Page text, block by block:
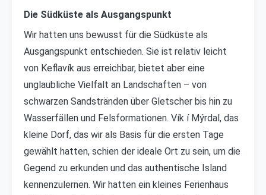
Die Südküste als Ausgangspunkt
Wir hatten uns bewusst für die Südküste als
Ausgangspunkt entschieden. Sie ist relativ leicht
von Keflavík aus erreichbar, bietet aber eine
unglaubliche Vielfalt an Landschaften – von
schwarzen Sandstränden über Gletscher bis hin zu
Wasserfällen und Felsformationen. Vík í Mýrdal, das
kleine Dorf, das wir als Basis für die ersten Tage
gewählt hatten, schien der ideale Ort zu sein, um die
Gegend zu erkunden und das authentische Island
kennenzulernen. Wir hatten ein kleines Ferienhaus